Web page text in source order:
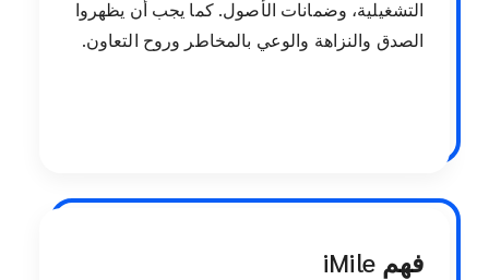
التشغيلية، وضمانات الأصول. كما يجب أن يظهروا
الصدق والنزاهة والوعي بالمخاطر وروح التعاون.
فهم iMile